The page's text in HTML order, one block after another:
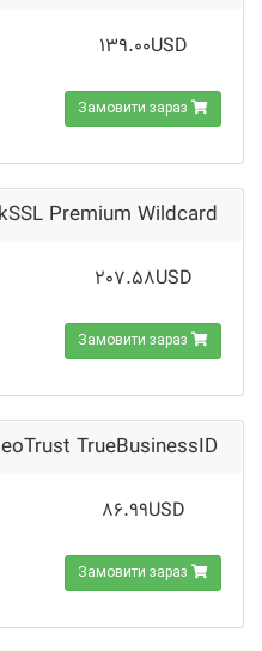
139.00USD
Замовити зараз
Premium Wildcard
207.58USD
Замовити зараз
TrueBusinessID
86.99USD
Замовити зараз